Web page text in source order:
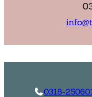
0318-